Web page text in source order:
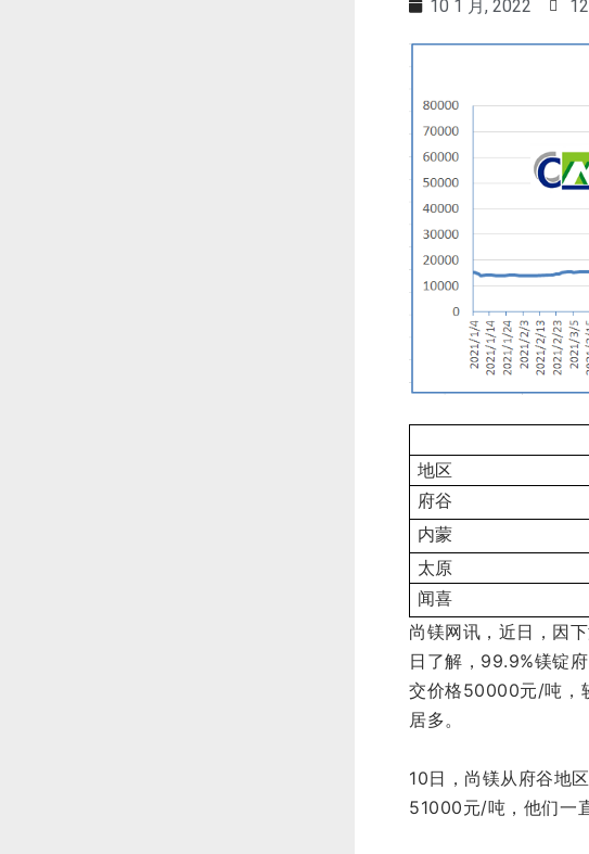
10 1 月, 2022
地区
府谷
内蒙
太原
闻喜
尚镁网讯，近日，因
日了解，99.9%镁锭
交价格50000元/吨，
居多。
10日，尚镁从府谷地
51000元/吨，他们一